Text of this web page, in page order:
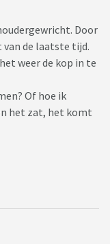
Door
van de laatste tijd.
weer de kop in te
Of hoe ik
het zat, het komt